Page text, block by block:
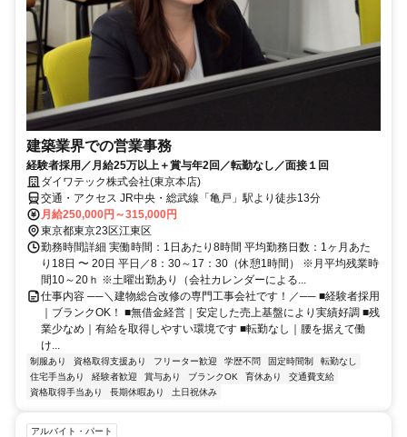
建築業界での営業事務
経験者採用／月給25万以上＋賞与年2回／転勤なし／面接１回
ダイワテック株式会社(東京本店)
交通・アクセス JR中央・総武線「亀戸」駅より徒歩13分
月給250,000円～315,000円
東京都東京23区江東区
勤務時間詳細 実働時間：1日あたり8時間 平均勤務日数：1ヶ月あた
り18日 〜 20日 平日／8：30～17：30（休憩1時間） ※月平均残業時
間10～20ｈ ※土曜出勤あり（会社カレンダーによる...
仕事内容 ──＼建物総合改修の専門工事会社です！／── ■経験者採用
｜ブランクOK！ ■無借金経営｜安定した売上基盤により実績好調 ■残
業少なめ｜有給を取得しやすい環境です ■転勤なし｜腰を据えて働
け...
制服あり 資格取得支援あり フリーター歓迎 学歴不問 固定時間制
転勤なし
住宅手当あり
経験者歓迎 賞与あり ブランクOK 育休あり
交通費支給
資格取得手当あり
長期休暇あり 土日祝休み
アルバイト・パート